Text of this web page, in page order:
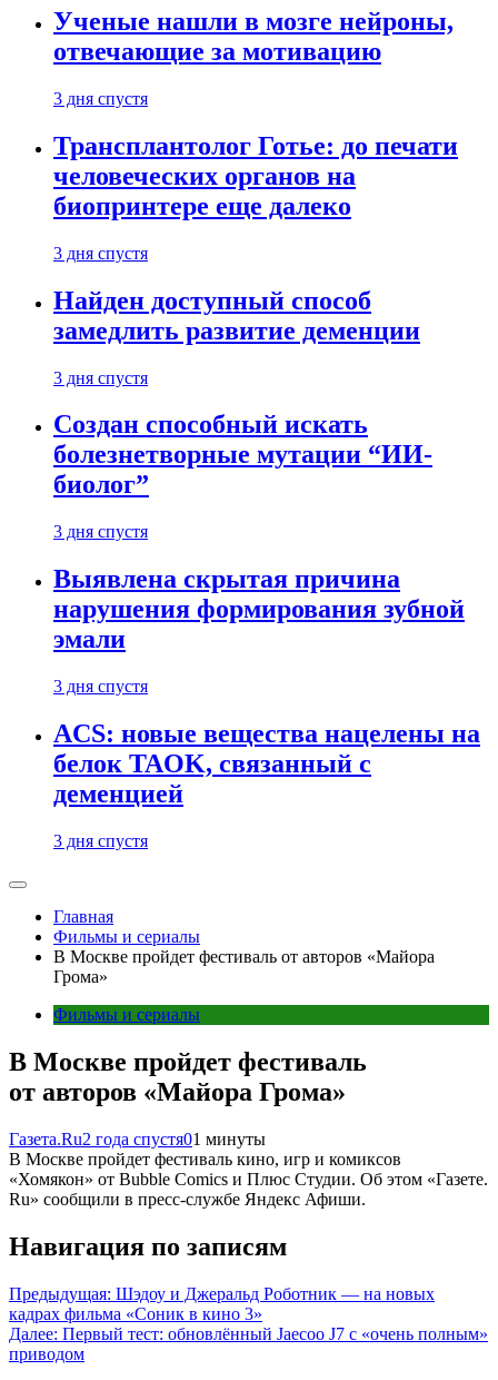
Ученые нашли в мозге нейроны,
отвечающие за мотивацию
3 дня спустя
Трансплантолог Готье: до печати
человеческих органов на
биопринтере еще далеко
3 дня спустя
Найден доступный способ
замедлить развитие деменции
3 дня спустя
Создан способный искать
болезнетворные мутации “ИИ-
биолог”
3 дня спустя
Выявлена скрытая причина
нарушения формирования зубной
эмали
3 дня спустя
ACS: новые вещества нацелены на
белок TAOK, связанный с
деменцией
3 дня спустя
Главная
Фильмы и сериалы
В Москве пройдет фестиваль от авторов «Майора
Грома»
Фильмы и сериалы
В Москве пройдет фестиваль
от авторов «Майора Грома»
Газета.Ru2 года спустя01 минуты
В Москве пройдет фестиваль кино, игр и комиксов
«Хомякон» от Bubble Comics и Плюс Студии. Об этом «Газете.
Ru» сообщили в пресс-службе Яндекс Афиши.
Навигация по записям
Предыдущая: Шэдоу и Джеральд Роботник — на новых
кадрах фильма «Соник в кино 3»
Далее: Первый тест: обновлённый Jaecoo J7 с «очень полным»
приводом